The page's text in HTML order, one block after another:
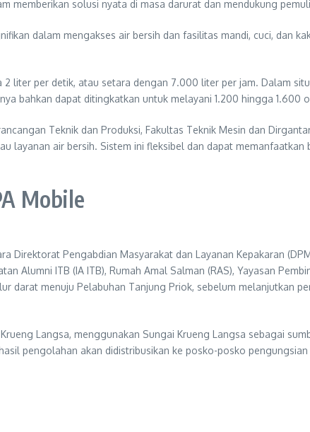
memberikan solusi nyata di masa darurat dan mendukung
dalam mengakses air bersih dan fasilitas mandi, cuci, dan
liter per detik, atau setara dengan 7.000 liter per jam. Dalam
bahkan dapat ditingkatkan untuk melayani 1.200 hingga 1.600
Teknik dan Produksi, Fakultas Teknik Mesin dan
layanan air bersih. Sistem ini fleksibel dan dapat memanfaatkan
Mobile
Direktorat Pengabdian Masyarakat dan Layanan Kepakaran
Alumni ITB (IA ITB), Rumah Amal Salman (RAS), Yayasan
darat menuju Pelabuhan Tanjung Priok, sebelum melanjutkan
Langsa, menggunakan Sungai Krueng Langsa sebagai
pengolahan akan didistribusikan ke posko-posko